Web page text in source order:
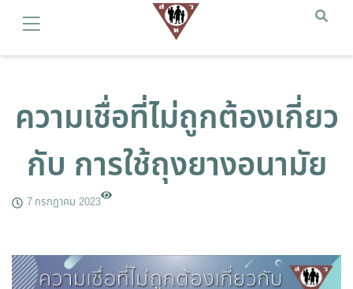
ความเชื่อที่ไม่ถูกต้องเกี่ยว
กับ การใช้ถุงยางอนามัย
7 กรกฎาคม 2023